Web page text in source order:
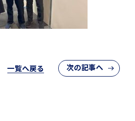
一覧へ戻る 次の記事へ